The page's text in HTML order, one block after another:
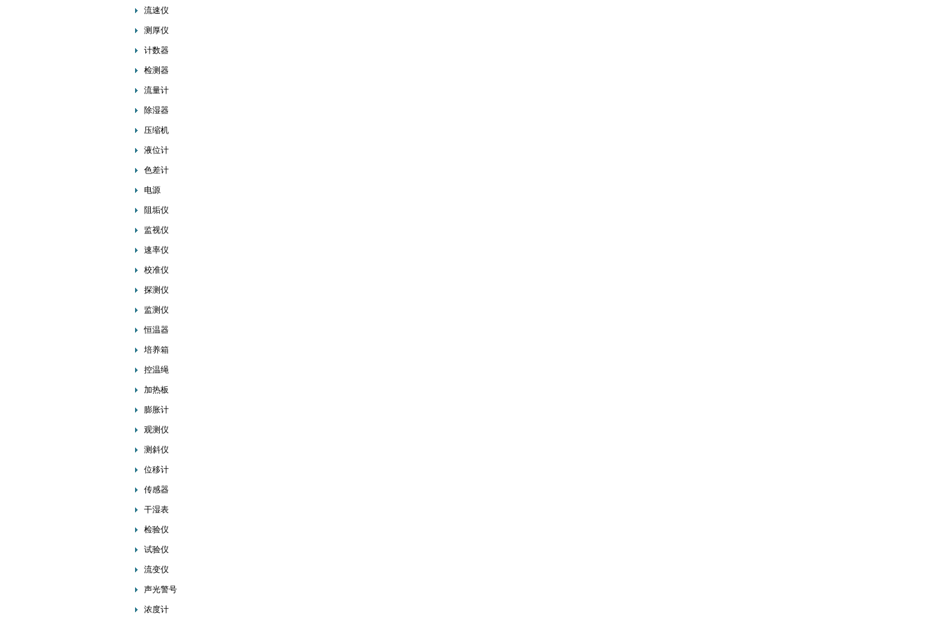
流速仪
测厚仪
计数器
检测器
流量计
除湿器
压缩机
液位计
色差计
电源
阻垢仪
监视仪
速率仪
校准仪
探测仪
监测仪
恒温器
培养箱
控温绳
加热板
膨胀计
观测仪
测斜仪
位移计
传感器
干湿表
检验仪
试验仪
流变仪
声光警号
浓度计